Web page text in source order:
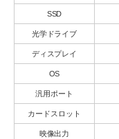
SSD
光学ドライブ
ディスプレイ
OS
汎用ポート
カードスロット
映像出力